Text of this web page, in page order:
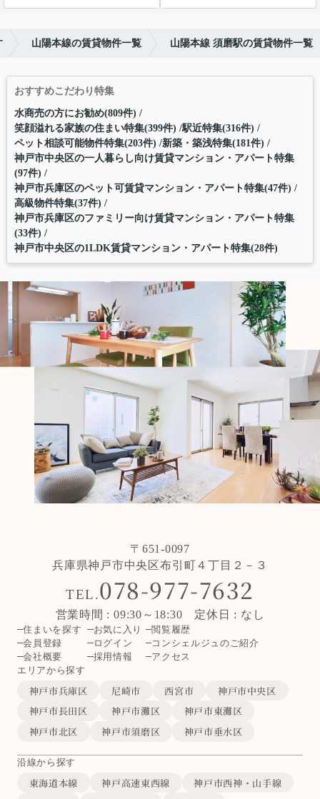
山陽本線の賃貸物件一覧 山陽本線 須磨駅の賃貸物件一覧
おすすめこだわり特集
水商売の方にお勧め(809件)
笑顔溢れる家族の住まい特集(399件) 駅近特集(316件)
ペット相談可能物件特集(203件) 新築・築浅特集(181件)
神戸市中央区の一人暮らし向け賃貸マンション・アパート特集
(97件)
神戸市兵庫区のペット可賃貸マンション・アパート特集(47件)
高級物件特集(37件)
神戸市兵庫区のファミリー向け賃貸マンション・アパート特集
(33件)
神戸市中央区の1LDK賃貸マンション・アパート特集(28件)
〒651-0097
兵庫県神戸市中央区布引町４丁目２－３
TEL.078-977-7632
営業時間 : 09:30～18:30 定休日 : なし
住まいを探す お気に入り
閲覧履歴
会員登録
ログイン
コンシェルジュのご紹介
会社概要
採用情報
アクセス
エリアから探す
神戸市兵庫区 尼崎市 西宮市
神戸市中央区
神戸市長田区
神戸市灘区
神戸市東灘区
神戸市北区
神戸市須磨区 神戸市垂水区
沿線から探す
東海道本線 神戸高速東西線
神戸市西神・山手線